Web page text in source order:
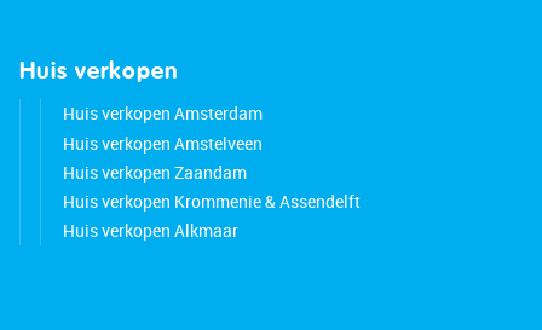
Huis verkopen
Huis verkopen Amsterdam
Huis verkopen Amstelveen
Huis verkopen Zaandam
Huis verkopen Krommenie & Assendelft
Huis verkopen Alkmaar